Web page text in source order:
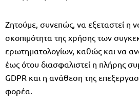
Ζητούμε, συνεπώς, να εξεταστεί η
σκοπιμότητα της χρήσης των
ερωτηματολογίων, καθώς και να
έως ότου διασφαλιστεί η πλήρης
GDPR και η ανάθεση της
φορέα.